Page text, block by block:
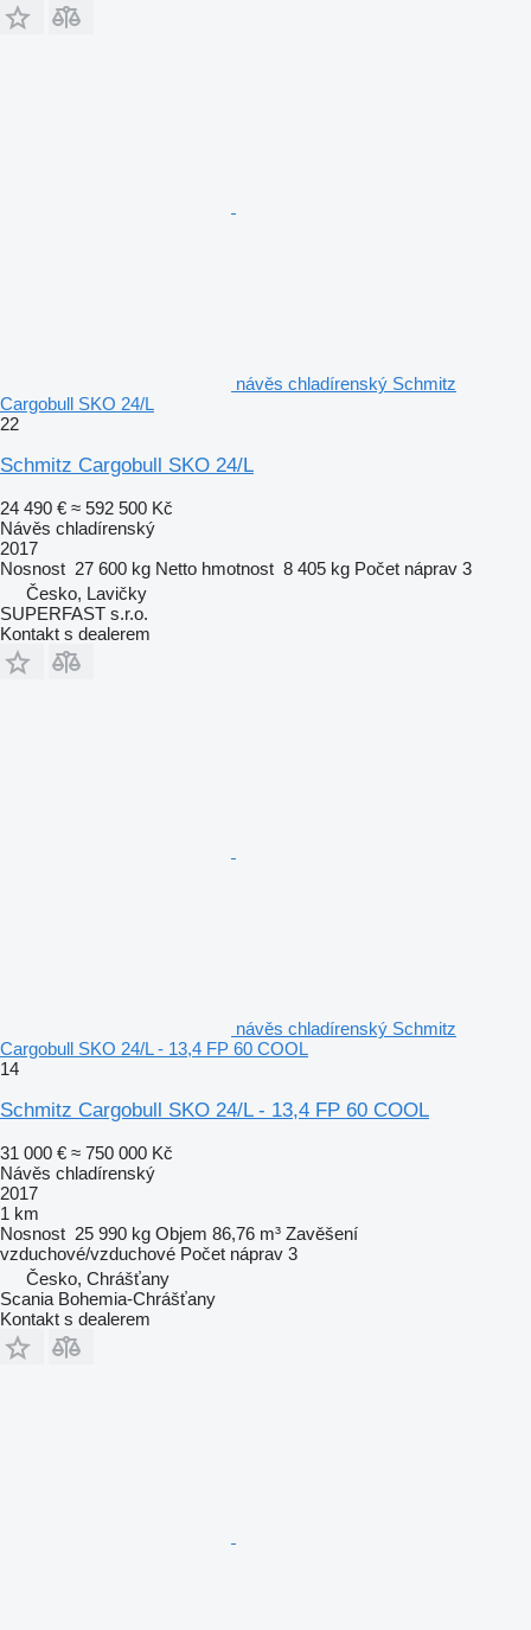
návěs chladírenský Schmitz
Cargobull SKO 24/L
22
Schmitz Cargobull SKO 24/L
24 490 € ≈ 592 500 Kč
Návěs chladírenský
2017
Nosnost 27 600 kg Netto hmotnost 8 405 kg Počet náprav 3
Česko, Lavičky
SUPERFAST s.r.o.
Kontakt s dealerem
návěs chladírenský Schmitz
Cargobull SKO 24/L - 13,4 FP 60 COOL
14
Schmitz Cargobull SKO 24/L - 13,4 FP 60 COOL
31 000 € ≈ 750 000 Kč
Návěs chladírenský
2017
1 km
Nosnost 25 990 kg Objem 86,76 m³ Zavěšení
vzduchové/vzduchové Počet náprav 3
Česko, Chrášťany
Scania Bohemia-Chrášťany
Kontakt s dealerem